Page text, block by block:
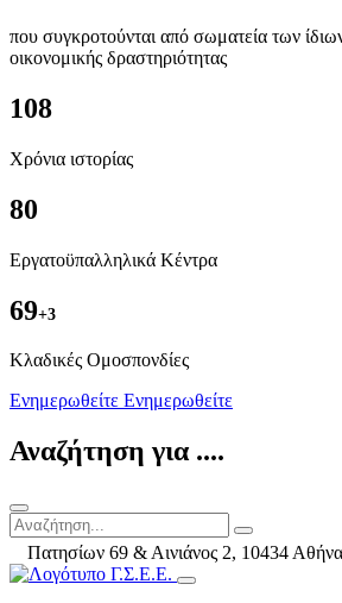
που συγκροτούνται από σωματεία των
οικονομικής δραστηριότητας
108
Χρόνια ιστορίας
80
Εργατοϋπαλληλικά Κέντρα
69+3
Kλαδικές Ομοσπονδίες
Ενημερωθείτε Ενημερωθείτε
Αναζήτηση για ....
Πατησίων 69 & Αινιάνος 2, 10434 Αθήνα